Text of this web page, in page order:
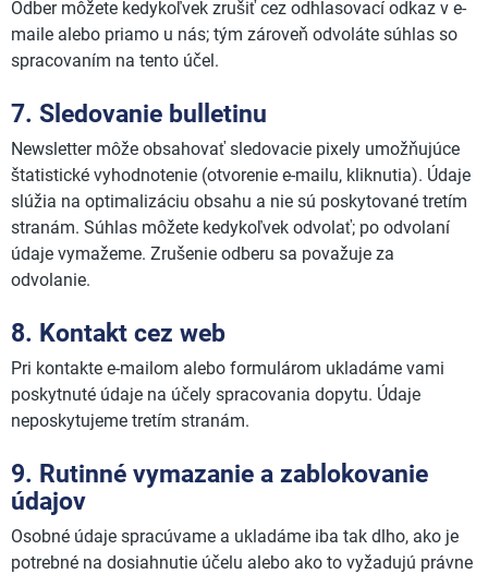
Odber môžete kedykoľvek zrušiť cez odhlasovací odkaz v e-
maile alebo priamo u nás; tým zároveň odvoláte súhlas so
spracovaním na tento účel.
7. Sledovanie bulletinu
Newsletter môže obsahovať sledovacie pixely umožňujúce
štatistické vyhodnotenie (otvorenie e-mailu, kliknutia). Údaje
slúžia na optimalizáciu obsahu a nie sú poskytované tretím
stranám. Súhlas môžete kedykoľvek odvolať; po odvolaní
údaje vymažeme. Zrušenie odberu sa považuje za
odvolanie.
8. Kontakt cez web
Pri kontakte e-mailom alebo formulárom ukladáme vami
poskytnuté údaje na účely spracovania dopytu. Údaje
neposkytujeme tretím stranám.
9. Rutinné vymazanie a zablokovanie
údajov
Osobné údaje spracúvame a ukladáme iba tak dlho, ako je
potrebné na dosiahnutie účelu alebo ako to vyžadujú právne